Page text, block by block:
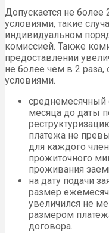
Допускается не
условиями, такие
индивидуальном
комиссией. Также
предоставлении
не более чем в 2
условиями.
среднемесячный
месяца до даты
платежа не
для каждого
прожиточного
проживания
на дату подачи
размер
увеличился не
размером
договора.